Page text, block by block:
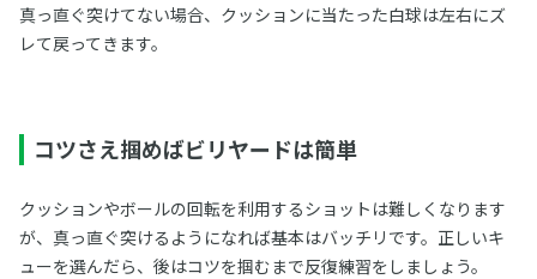
真っ直ぐ突けてない場合、クッションに当たった白球は左右にズ
レて戻ってきます。
コツさえ掴めばビリヤードは簡単
クッションやボールの回転を利用するショットは難しくなります
が、真っ直ぐ突けるようになれば基本はバッチリです。正しいキ
ューを選んだら、後はコツを掴むまで反復練習をしましょう。